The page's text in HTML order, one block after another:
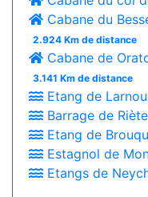
Cabane du
2.924 Km de distance
Cabane de
3.141 Km de distance
Etang de
Barrage de Riète
Etang de
Estagnol de
Etangs de